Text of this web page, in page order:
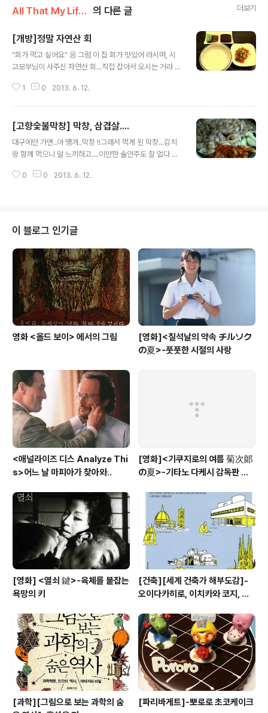
All That My Life/My Food 의 다른 글 더보기
[개방]정말 자연산 회
"회가 먹고 싶어요" 음 그럼 이 집 회가 맛있어 라시며, 시
고모부님이 사주신 자연산 회...직접 잡아서 오시는 거라 듣
으로 횟집 이름인 '개방'이라고 씌어 있지만, 자연산이라는
데...솔직히 미감이 살아 숨쉬지 못하는 내가 먹어도 맛있다
는 걸 알겠더라는 신비로운 회였다. 자연산에 주인장의 노
고가 녹아 있다 보니 가격은 싼 편이 아니었던 것 같은데..
맛..여름 되니 더 생각나네....
1 0 2013. 6. 12.
[고향숯불막창] 막창, 삼겹살....
대구에만 가면..아 떙겨..막창 !!그래서 먹게 된 막창...김치
랑 함께 먹으니 덜 느끼하고....이만한 술안주도 잘 없다 싶
니...0 0 2013. 6. 12.
이 블로그 인기글
영화 <올드 보이> 에서의 그림
[영화]<칠석날의 약속 チルソク
の夏>-풋풋한 시절의 사랑
<애널라이즈 디스 Analyze Thi
s>어느 날 마피아가 찾아와..
[영화]<기쿠지로의 여름 菊次郞
の夏>-기타노 다케시 감독판 키
[영화] <열쇠 鍵>-육체를 붙잡는
욕망의 키
[건축][세계 건축가 해부도감]-
오이다카히로, 이치카와 코지, 요
[과학][그림으로 보는 과학의 숨
[파리바게트]-뽀로로 초코케이크